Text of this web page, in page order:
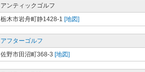
アンティックゴルフ
栃木市岩舟町静1428-1 [地図]
アフターゴルフ
佐野市田沼町368-3 [地図]